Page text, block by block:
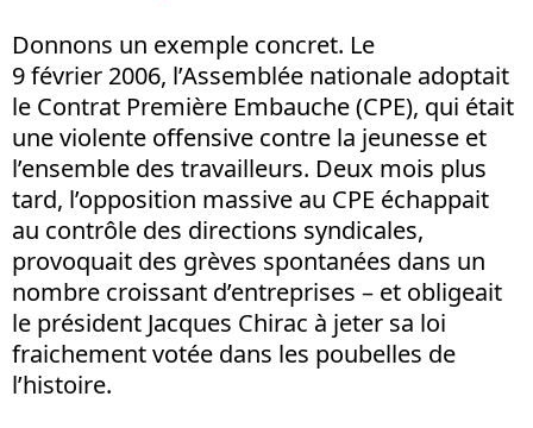
Donnons un exemple concret. Le
9 février 2006, l’Assemblée nationale adoptait
le Contrat Première Embauche (CPE), qui était
une violente offensive contre la jeunesse et
l’ensemble des travailleurs. Deux mois plus
tard, l’opposition massive au CPE échappait
au contrôle des directions syndicales,
provoquait des grèves spontanées dans un
nombre croissant d’entreprises – et obligeait
le président Jacques Chirac à jeter sa loi
fraichement votée dans les poubelles de
l’histoire.